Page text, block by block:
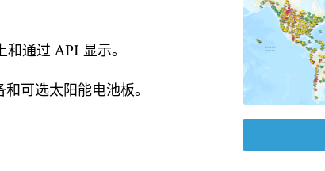
通过 API 显示。
可选太阳能电池板。